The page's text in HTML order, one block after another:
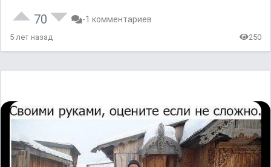
70 -1 комментариев
5 лет назад 250